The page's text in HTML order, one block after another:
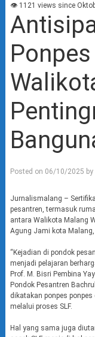
👁 1121 views since
Posted on 06/10/2025 by
Jurnalismalang –
pesantren, termasuk
antara Walikota Malang
Agung Jami kota
“Kejadian di pondok
menjadi pelajaran
Prof. M. Bisri Pembina
Pondok Pesantren
dikatakan ponpes
melalui proses SLF.
Hal yang sama juga